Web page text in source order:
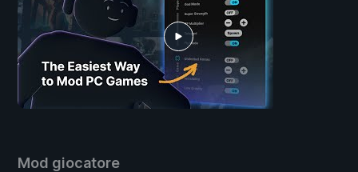
Mod giocatore